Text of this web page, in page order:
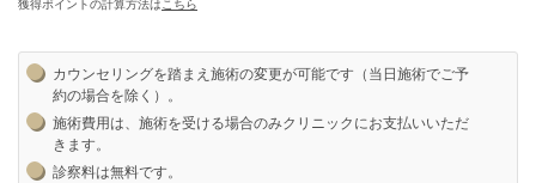
獲得ポイントの計算方法はこちら
カウンセリングを踏まえ施術の変更が可能です（当日施術でご予
約の場合を除く）。
施術費用は、施術を受ける場合のみクリニックにお支払いいただ
きます。
診察料は無料です。